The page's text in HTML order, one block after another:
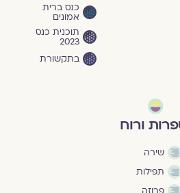
כנס ברית
אמונים
תוכנית כנס
2023
בתקשורת
ורוח
שירה
תפילות